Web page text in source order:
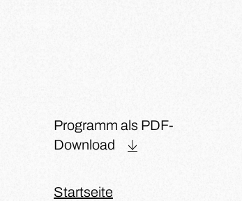
Programm als PDF-
Download
Startseite